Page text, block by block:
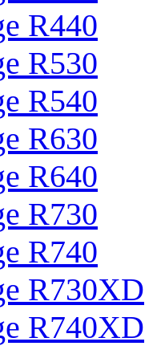
R440
R530
R540
R630
R640
R730
R740
R730XD
R740XD